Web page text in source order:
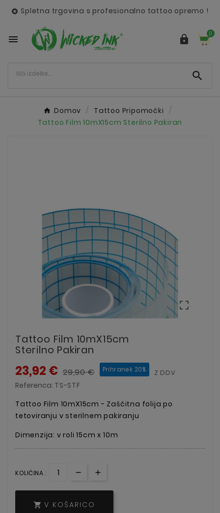
 Spletna trgovina s profesionalno tattoo opremo !
  0

Domov
Tattoo Pripomočki
Tattoo Film 10mX15cm Sterilno Pakiran

Tattoo Film 10mX15cm
Sterilno Pakiran
23,92 € 29,90 € Prihranek 20% Z DDV
Referenca: TS-STF
Tattoo Film 10mX15cm - Zaščitna folija po
tetoviranju v sterilnem pakiranju
Dimenzija: v roli 15cm x 10m
KOLIČINA :
 V KOŠARICO